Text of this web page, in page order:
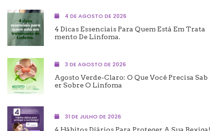
4 DE AGOSTO DE 2026
4 Dicas Essenciais Para Quem Está Em Trata
Mento De Linfoma.
3 DE AGOSTO DE 2026
Agosto Verde-Claro: O Que Você Precisa Sab
Er Sobre O Linfoma
31 DE JULHO DE 2026